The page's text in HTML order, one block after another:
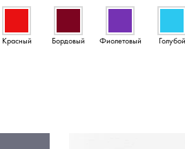
Красный Бордовый Фиолетовый Голубой